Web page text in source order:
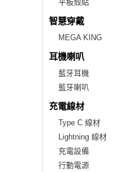
平板殼貼
智慧穿戴
MEGA KING
耳機喇叭
藍牙耳機
藍牙喇叭
充電線材
Type C 線材
Lightning 線材
充電設備
行動電源